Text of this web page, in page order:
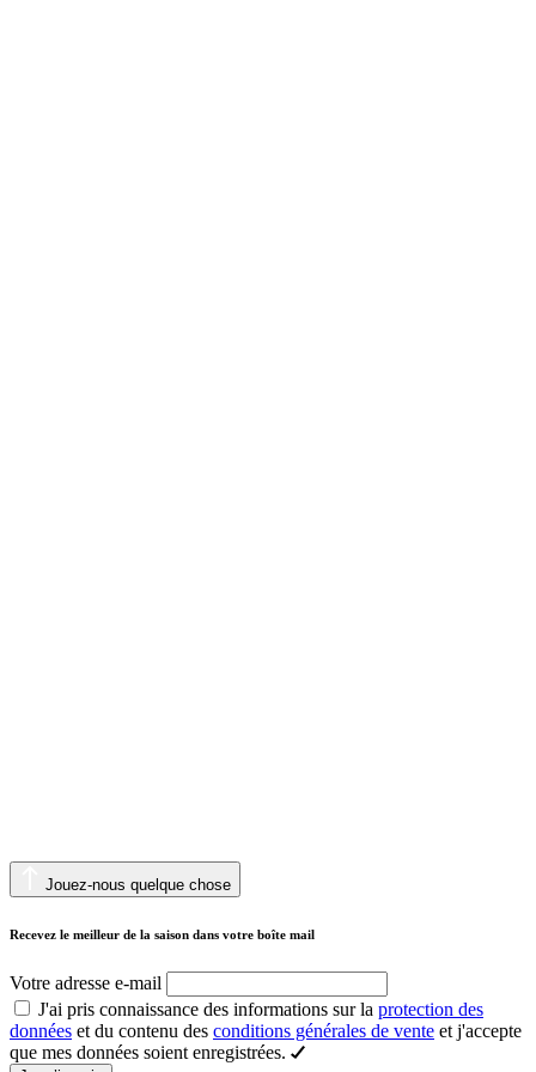
Jouez-nous quelque chose
Recevez le meilleur de la saison dans votre boîte mail
Votre adresse e-mail
J'ai pris connaissance des informations sur la protection des
données et du contenu des conditions générales de vente et j'accepte
que mes données soient enregistrées.